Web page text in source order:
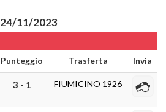
24/11/2023
Punteggio Trasferta Invia
3 - 1 FIUMICINO 1926